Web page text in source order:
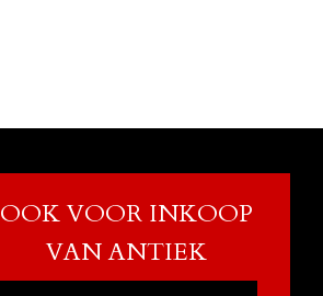
OOK VOOR INKOOP
VAN ANTIEK